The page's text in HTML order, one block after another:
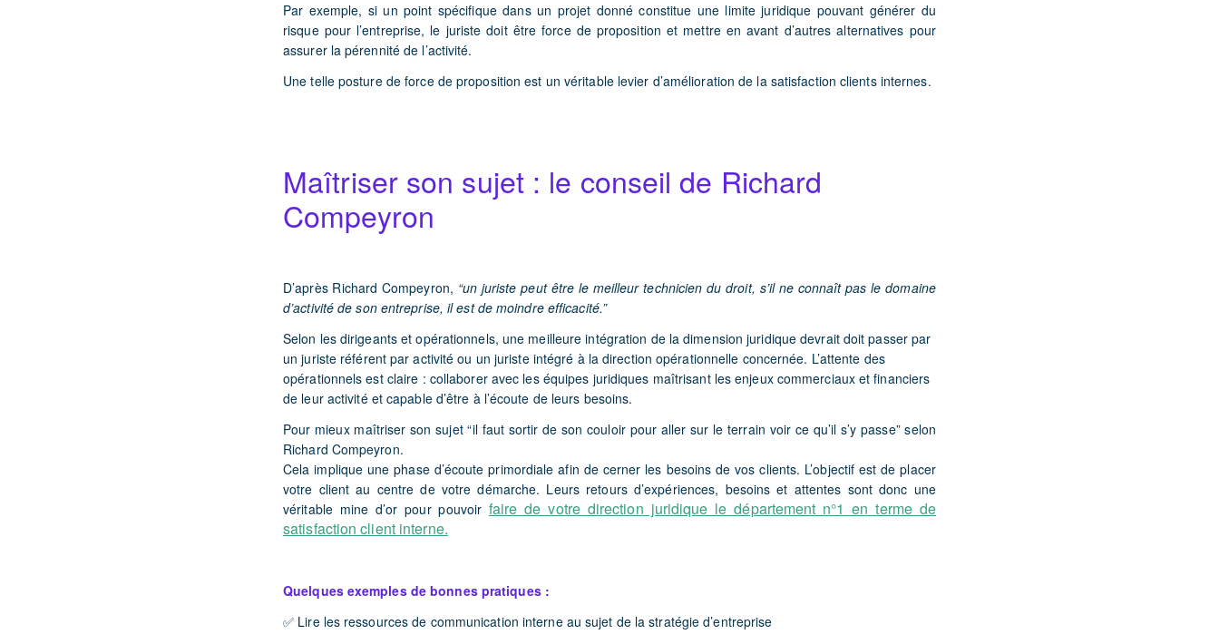
Par exemple, si un point spécifique dans un projet donné constitue une limite juridique pouvant générer du
risque pour l’entreprise, le juristedoit être force de proposition et mettre en avant d’autres alternatives pour
assurer la pérennité de l’activité.
Une telle posture de force de proposition est un véritable levier d’amélioration de la satisfaction clients internes.
Maîtriser son sujet : le conseil de Richard
Compeyron
D’après Richard Compeyron, “un juriste peut être le meilleur technicien du droit, s’il ne connaît pas le domaine
d’activité de son entreprise, il est de moindre efficacité.”
Selon les dirigeants et opérationnels, une meilleure intégration de la dimension juridique devrait doit passer par
un juriste référent par activité ou un juriste intégré à la direction opérationnelle concernée. L’attente des
opérationnels est claire : collaborer avec les équipes juridiques maîtrisant les enjeux commerciaux et financiers
de leur activité et capable d’être à l’écoute de leurs besoins.
Pour mieux maîtriser son sujet “il faut sortir de son couloir pour aller sur le terrain voir ce qu’il s’y passe” selon
Richard Compeyron.
Cela implique une phase d’écoute primordiale afin de cerner les besoins de vos clients. L’objectifest de placer
votre client au centre de votre démarche. Leursretours d’expériences, besoinset attentes sont donc une
véritable mine d’or pour pouvoirfaire de votre direction juridique le département n°1 en terme de
satisfaction client interne.
Quelques exemples de bonnes pratiques :
✅ Lire les ressources de communication interne au sujet de la stratégie d’entreprise